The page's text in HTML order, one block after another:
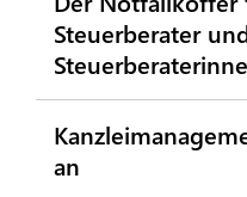
Steuerberater
an